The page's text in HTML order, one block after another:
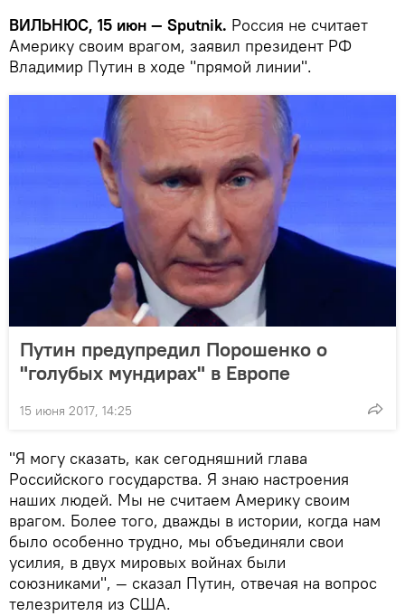
ВИЛЬНЮС, 15 июн — Sputnik. Россия не считает
Америку своим врагом, заявил президент РФ
Владимир Путин в ходе "прямой линии".
Путин предупредил Порошенко о
"голубых мундирах" в Европе
15 июня 2017, 14:25
"Я могу сказать, как сегодняшний глава
Российского государства. Я знаю настроения
наших людей. Мы не считаем Америку своим
врагом. Более того, дважды в истории, когда нам
было особенно трудно, мы объединяли свои
усилия, в двух мировых войнах были
союзниками", — сказал Путин, отвечая на вопрос
телезрителя из США.